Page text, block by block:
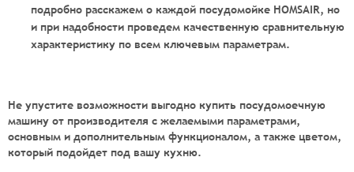
подробно расскажем о каждой посудомойке HOMSAIR, но
и при надобности проведем качественную сравнительную
характеристику по всем ключевым параметрам.
Не упустите возможности выгодно купить посудомоечную
машину от производителя с желаемыми параметрами,
основным и дополнительным функционалом, а также цветом,
который подойдет под вашу кухню.